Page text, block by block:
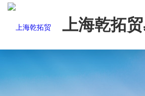
上海乾拓